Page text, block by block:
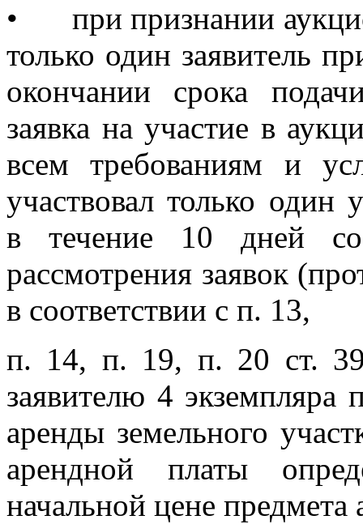
•
при признании
только один заявитель
окончании срока
заявка на участие в
всем требованиям и
участвовал только один
в течение 10 дней со
рассмотрения заявок
в соответствии с п. 13,
п. 14, п. 19, п. 20 ст.
заявителю 4 экземпляра
аренды земельного
арендной платы
начальной цене предмета